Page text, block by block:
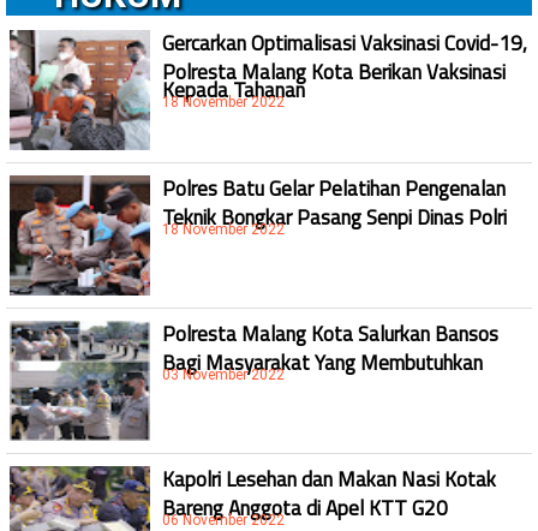
Gercarkan Optimalisasi Vaksinasi Covid-19,
Polresta Malang Kota Berikan Vaksinasi
Kepada Tahanan
18 November 2022
Polres Batu Gelar Pelatihan Pengenalan
Teknik Bongkar Pasang Senpi Dinas Polri
18 November 2022
Polresta Malang Kota Salurkan Bansos
Bagi Masyarakat Yang Membutuhkan
03 November 2022
Kapolri Lesehan dan Makan Nasi Kotak
Bareng Anggota di Apel KTT G20
06 November 2022